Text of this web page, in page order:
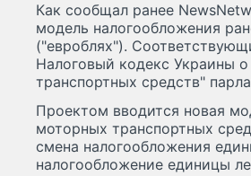
Как сообщал ранее
модель налогообложения
("евроблях").
Налоговый кодекс Украины
транспортных средств"
Проектом вводится новая
моторных транспортных
смена налогообложения
налогообложение единицы